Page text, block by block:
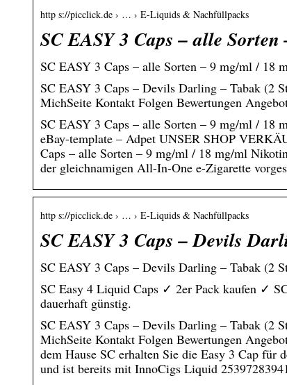
http s://picclick.de › … › E-Liquids & Nachfüllpacks
SC EASY 3 Caps – alle
SC EASY 3 Caps – alle Sorten – 9 mg/ml / 18
SC EASY 3 Caps – Devils Darling – Tabak (2
MichSeite Kontakt Folgen Bewertungen
SC EASY 3 Caps – alle Sorten – 9 mg/ml /
eBay-template – Adpet UNSER SHOP
Caps – alle Sorten – 9 mg/ml / 18 mg/ml
der gleichnamigen All-In-One e-Zigarette
http s://picclick.de › … › E-Liquids & Nachfüllpacks
SC EASY 3 Caps – Devils
SC EASY 3 Caps – Devils Darling – Tabak (2
SC Easy 4 Liquid Caps ✓ 2er Pack kaufen ✓
dauerhaft günstig.
SC EASY 3 Caps – Devils Darling – Tabak (2
MichSeite Kontakt Folgen Bewertungen
dem Hause SC erhalten Sie die Easy 3 Cap für
und ist bereits mit InnoCigs Liquid